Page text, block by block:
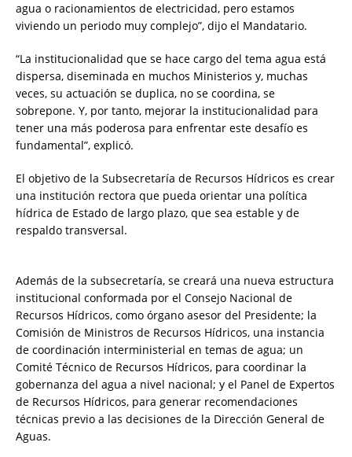
agua o racionamientos de electricidad, pero estamos
viviendo un periodo muy complejo”, dijo el Mandatario.
“La institucionalidad que se hace cargo del tema agua está
dispersa, diseminada en muchos Ministerios y, muchas
veces, su actuación se duplica, no se coordina, se
sobrepone. Y, por tanto, mejorar la institucionalidad para
tener una más poderosa para enfrentar este desafío es
fundamental”, explicó.
El objetivo de la Subsecretaría de Recursos Hídricos es crear
una institución rectora que pueda orientar una política
hídrica de Estado de largo plazo, que sea estable y de
respaldo transversal.
Además de la subsecretaría, se creará una nueva estructura
institucional conformada por el Consejo Nacional de
Recursos Hídricos, como órgano asesor del Presidente; la
Comisión de Ministros de Recursos Hídricos, una instancia
de coordinación interministerial en temas de agua; un
Comité Técnico de Recursos Hídricos, para coordinar la
gobernanza del agua a nivel nacional; y el Panel de Expertos
de Recursos Hídricos, para generar recomendaciones
técnicas previo a las decisiones de la Dirección General de
Aguas.